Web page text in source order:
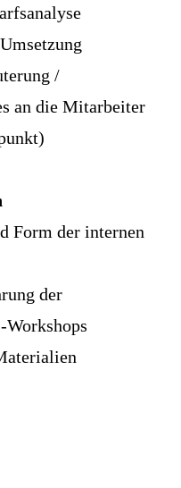
/
an die Mitarbeiter
Form der internen
der